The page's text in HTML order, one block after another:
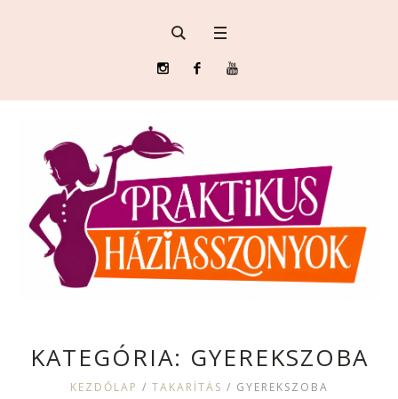
KATEGÓRIA: GYEREKSZOBA
KEZDŐLAP / TAKARÍTÁS / GYEREKSZOBA